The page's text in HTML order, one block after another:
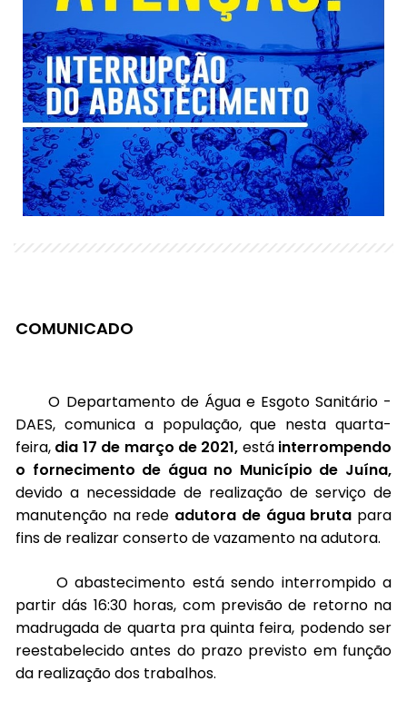
COMUNICADO
O Departamento de Água e Esgoto Sanitário -
DAES, comunica a população, que nesta quarta-
feira, dia 17 de março de 2021, estáinterrompendo
o fornecimento de água no Município de Juína,
devido a necessidade de realização de serviço de
manutenção na rede adutora de água bruta para
fins de realizar conserto de vazamento na adutora.
O abastecimento está sendo interrompido a
partir dás 16:30 horas, com previsão de retorno na
madrugada de quarta pra quinta feira, podendo ser
reestabelecido antes do prazo previsto em função
da realização dos trabalhos.